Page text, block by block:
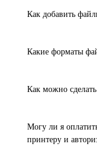
Как добавить
Какие форматы
Как можно
Могу ли я
принтеру и